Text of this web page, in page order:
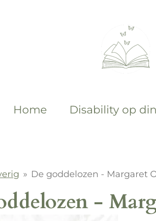
Home Disability op
» De goddelozen - Margaret
-